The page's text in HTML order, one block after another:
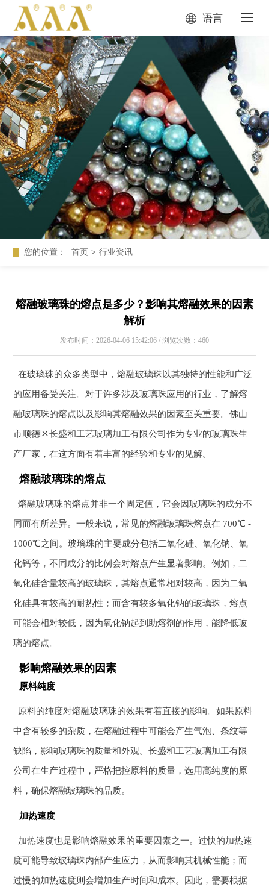
语言
您的位置： 首页 > 行业资讯
熔融玻璃珠的熔点是多少？影响其熔融效果的因素
解析
发布时间：2026-04-06 15:42:06 / 浏览次数：460
在玻璃珠的众多类型中，熔融玻璃珠以其独特的性能和广泛
的应用备受关注。对于许多涉及玻璃珠应用的行业，了解熔
融玻璃珠的熔点以及影响其熔融效果的因素至关重要。佛山
市顺德区长盛和工艺玻璃加工有限公司作为专业的玻璃珠生
产厂家，在这方面有着丰富的经验和专业的见解。
熔融玻璃珠的熔点
熔融玻璃珠的熔点并非一个固定值，它会因玻璃珠的成分不
同而有所差异。一般来说，常见的熔融玻璃珠熔点在 700℃ -
1000℃之间。玻璃珠的主要成分包括二氧化硅、氧化钠、氧
化钙等，不同成分的比例会对熔点产生显著影响。例如，二
氧化硅含量较高的玻璃珠，其熔点通常相对较高，因为二氧
化硅具有较高的耐热性；而含有较多氧化钠的玻璃珠，熔点
可能会相对较低，因为氧化钠起到助熔剂的作用，能降低玻
璃的熔点。
影响熔融效果的因素
原料纯度
原料的纯度对熔融玻璃珠的效果有着直接的影响。如果原料
中含有较多的杂质，在熔融过程中可能会产生气泡、条纹等
缺陷，影响玻璃珠的质量和外观。长盛和工艺玻璃加工有限
公司在生产过程中，严格把控原料的质量，选用高纯度的原
料，确保熔融玻璃珠的品质。
加热速度
加热速度也是影响熔融效果的重要因素之一。过快的加热速
度可能导致玻璃珠内部产生应力，从而影响其机械性能；而
过慢的加热速度则会增加生产时间和成本。因此，需要根据